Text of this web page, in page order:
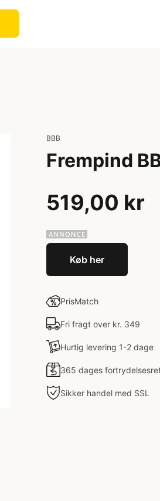
BBB
Frempind
519,00 kr
Køb her
PrisMatch
Fri fragt over kr. 349
Hurtig levering 1-2 dage
365 dages
Sikker handel med SSL